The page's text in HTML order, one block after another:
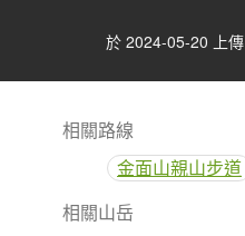
於 2024-05-20 上傳
相關路線
金面山親山步道
相關山岳